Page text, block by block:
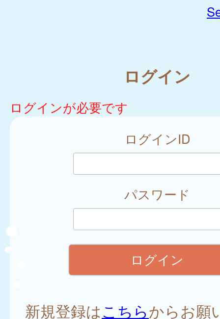
ログイン
ログインが必要です
ログインID
パスワード
新規登録はこちらからお願